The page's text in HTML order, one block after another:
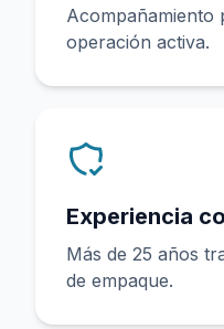
Acompañamiento
operación activa.
Experiencia
Más de 25 años
de empaque.